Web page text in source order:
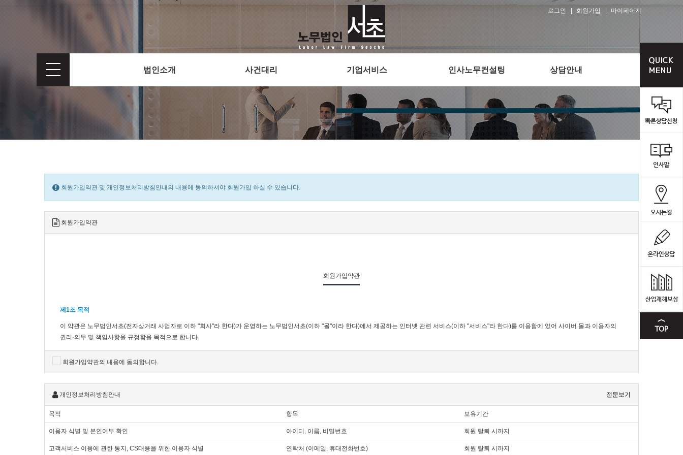
로그인 회원가입 마이페이지
법인소개 사건대리 기업서비스 인사노무컨설팅 상담안내
회원가입약관 및 개인정보처리방침안내의 내용에 동의하셔야 회원가입 하실 수 있습니다.
회원가입약관
회원가입약관
제1조 목적
이 약관은 노무법인서초(전자상거래 사업자로 이하 "회사"라 한다)가 운영하는 노무법인서초(이하 "몰"이라 한다)에서 제공하는 인터넷 관련 서비스(이하 "서비스"라 한다)를 이용함에 있어 사이버 몰과 이용자의
권리·의무 및 책임사항을 규정함을 목적으로 합니다.
※「PC통신, 무선 등을 이용하는 전자상거래에 대해서도 그 성질에 반하지 않는 한 이 약관을 준용합니다.」
제2조 정의
"몰" 이란 "회사"가 재화 또는 용역(이하 "재화 등" 이라 함)을 이용자에게 제공하기 위하여 컴퓨터등 정보통신설비를 이용하여 재화 등을 거래할 수 있도록 설정한 가상의 영업장을 말하며, 아울러 사이버몰을 운영
하는 사업자의 의미로도 사용합니다.
"이용자"란 "몰"에 접속하여 이 약관에 따라 "몰"이 제공하는 서비스를 받는 회원 및 비회원을 말합니다.
'회원'이라 함은 “몰”에 회원등록을 한 자로서, 계속적으로 "몰"이 제공하는 서비스를 이용할 수 있는 자를 말합니다.
회원가입약관의 내용에 동의합니다.
전문보기
개인정보처리방침안내
목적 항목 보유기간
이용자 식별 및 본인여부 확인 아이디, 이름, 비밀번호 회원 탈퇴 시까지
고객서비스 이용에 관한 통지, CS대응을 위한 이용자 식별 연락처 (이메일, 휴대전화번호) 회원 탈퇴 시까지